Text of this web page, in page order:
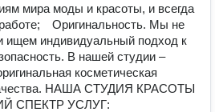
мира моды и красоты, и всегда
Оригинальность. Мы не
ищем индивидуальный подход к
В нашей студии –
косметическая
НАША СТУДИЯ КРАСОТЫ
СПЕКТР УСЛУГ:⠀